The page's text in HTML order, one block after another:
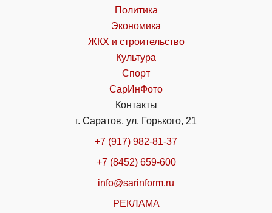
Политика
Экономика
ЖКХ и строительство
Культура
Спорт
СарИнФото
Контакты
г. Саратов, ул. Горького, 21
+7 (917) 982-81-37
+7 (8452) 659-600
info@sarinform.ru
РЕКЛАМА